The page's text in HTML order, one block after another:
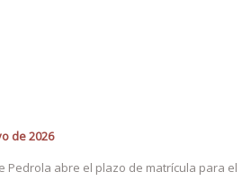
de 2026
Pedrola abre el plazo de matrícula para el